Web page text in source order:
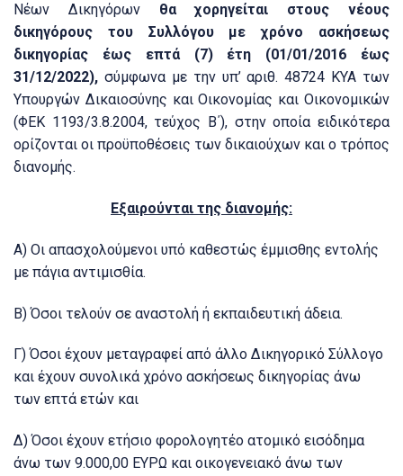
Νέων Δικηγόρων θα χορηγείται στους νέους
δικηγόρους του Συλλόγου με χρόνο ασκήσεως
δικηγορίας έως επτά (7) έτη (01/01/2016 έως
31/12/2022), σύμφωνα με την υπ’ αριθ. 48724 ΚΥΑ των
Υπουργών Δικαιοσύνης και Οικονομίας και Οικονομικών
(ΦΕΚ 1193/3.8.2004, τεύχος Β΄), στην οποία ειδικότερα
ορίζονται οι προϋποθέσεις των δικαιούχων και ο τρόπος
διανομής.
Εξαιρούνται της διανομής:
Α) Οι απασχολούμενοι υπό καθεστώς έμμισθης εντολής
με πάγια αντιμισθία.
Β) Όσοι τελούν σε αναστολή ή εκπαιδευτική άδεια.
Γ) Όσοι έχουν μεταγραφεί από άλλο Δικηγορικό Σύλλογο
και έχουν συνολικά χρόνο ασκήσεως δικηγορίας άνω
των επτά ετών και
Δ) Όσοι έχουν ετήσιο φορολογητέο ατομικό εισόδημα
άνω των 9.000,00 ΕΥΡΩ και οικογενειακό άνω των